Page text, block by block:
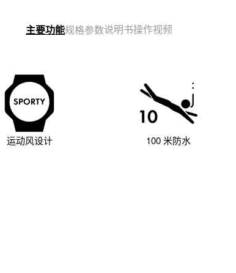
主要功能规格参数说明书操作视频
运动风设计 100 米防水